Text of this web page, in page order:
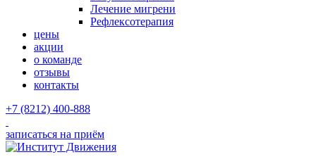
Лечение мигрени
Рефлексотерапия
цены
акции
о команде
отзывы
контакты
+7 (8212) 400-888
записаться на приём